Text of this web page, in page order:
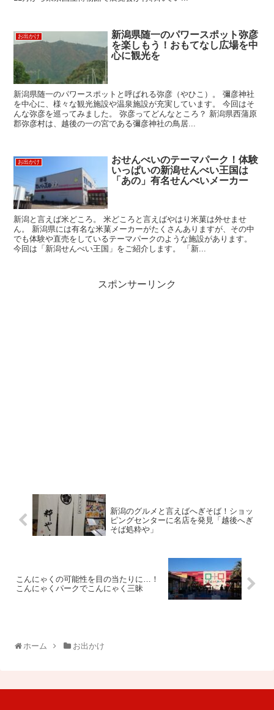
お出かけ
新潟県随一のパワースポット弥彦
を楽しもう！おもてなし広場を中
心に観光を
新潟県随一のパワースポットと呼ばれる弥彦（やひこ）。 彌彦神社
を中心に、様々な観光施設や温泉施設が充実しています。 今回はそ
んな弥彦を巡ってみました。 弥彦ってどんなところ？ 新潟県西蒲原
郡弥彦村は、越後の一の宮である彌彦神社の鳥居...
お出かけ
おせんべいのテーマパーク！体験
いっぱいの新潟せんべい王国は
「あの」有名せんべいメーカー
新潟と言えば米どころ。 米どころと言えばやはり米菓は外せませ
ん。 新潟県には有名な米菓メーカーがたくさんありますが、その中
でも体験や直売をしているテーマパークのような施設があります。
今回は「新潟せんべい王国」をご紹介します。 「新...
スポンサーリンク
新潟のグルメと言えばへぎそば！ショッ
ピングセンターに名店を発見「越後へぎ
そば処粋や」
こんにゃくの可能性を目の当たりに…！
こんにゃくパークでこんにゃく三昧
ホーム お出かけ